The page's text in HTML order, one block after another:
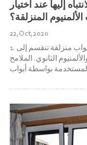
إليها عند اختيار
المنزلقة؟
22,Oct,2020
1. انظر إلى قسم الملف الشخصي ملامح أبواب منزلقة تنقسم إلى
الثانوي. الملامح
المستخدمة بواسطة أبواب ouze مصنوعة من الألمنيوم